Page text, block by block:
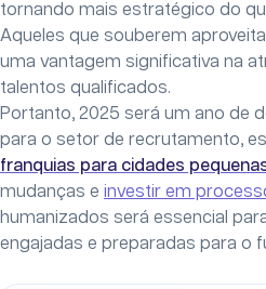
tornando mais estratégico do
Aqueles que souberem
uma vantagem significativa na
talentos qualificados.
Portanto, 2025 será um ano de
para o setor de recrutamento,
franquias para cidades
mudanças e investir em
humanizados será essencial
engajadas e preparadas para o